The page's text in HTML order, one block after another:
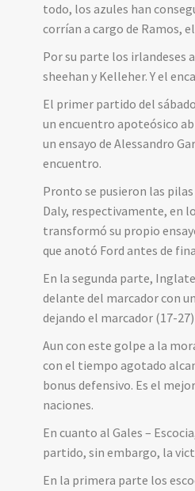
todo, los azules han
corrían a cargo de Ramos,
Por su parte los irlandeses
sheehan y Kelleher. Y el
El primer partido del
un encuentro apoteósico
un ensayo de Alessandro
encuentro.
Pronto se pusieron las
Daly, respectivamente, en
transformó su propio
que anotó Ford antes de
En la segunda parte,
delante del marcador con
dejando el marcador (17-
Aun con este golpe a la
con el tiempo agotado
bonus defensivo. Es el
naciones.
En cuanto al Gales –
partido, sin embargo, la
En la primera parte los